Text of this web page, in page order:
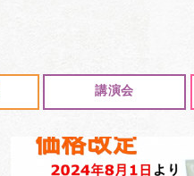
講演会